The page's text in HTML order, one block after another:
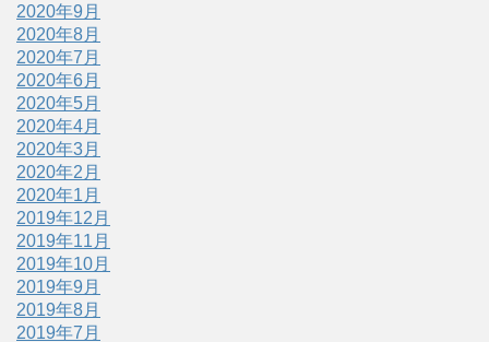
2020年9月
2020年8月
2020年7月
2020年6月
2020年5月
2020年4月
2020年3月
2020年2月
2020年1月
2019年12月
2019年11月
2019年10月
2019年9月
2019年8月
2019年7月